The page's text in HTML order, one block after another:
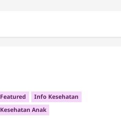
Featured
Info Kesehatan
Kesehatan Anak